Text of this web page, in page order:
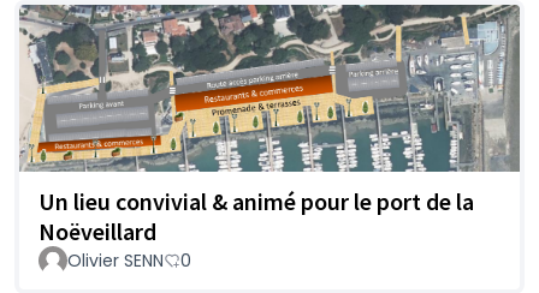
Un lieu convivial & animé pour le port de la
Noëveillard
Olivier SENN 0